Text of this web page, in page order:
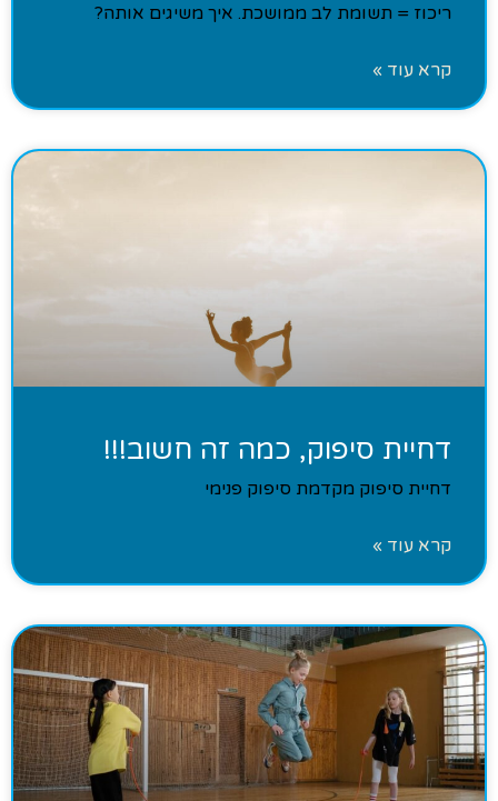
ריכוז = תשומת לב ממושכת. איך משיגים אותה?
קרא עוד »
דחיית סיפוק, כמה זה חשוב!!!
דחיית סיפוק מקדמת סיפוק פנימי
קרא עוד »